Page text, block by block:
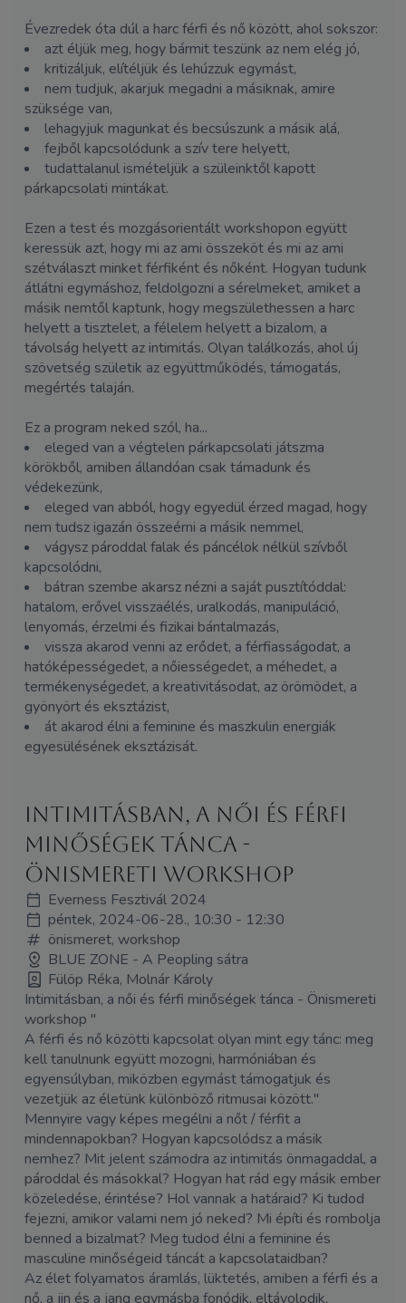
Évezredek óta dúl a harc férfi és nő között, ahol sokszor:
azt éljük meg, hogy bármit teszünk az nem elég jó,
kritizáljuk, elítéljük és lehúzzuk egymást,
nem tudjuk, akarjuk megadni a másiknak, amire
szüksége van,
lehagyjuk magunkat és becsúszunk a másik alá,
fejből kapcsolódunk a szív tere helyett,
tudattalanul ismételjük a szüleinktől kapott
párkapcsolati mintákat.
Ezen a test és mozgásorientált workshopon együtt
keressük azt, hogy mi az ami összeköt és mi az ami
szétválaszt minket férfiként és nőként. Hogyan tudunk
átlátni egymáshoz, feldolgozni a sérelmeket, amiket a
másik nemtől kaptunk, hogy megszülethessen a harc
helyett a tisztelet, a félelem helyett a bizalom, a
távolság helyett az intimitás. Olyan találkozás, ahol új
szövetség születik az együttműködés, támogatás,
megértés talaján.
Ez a program neked szól, ha...
eleged van a végtelen párkapcsolati játszma
körökből, amiben állandóan csak támadunk és
védekezünk,
eleged van abból, hogy egyedül érzed magad, hogy
nem tudsz igazán összeérni a másik nemmel,
vágysz pároddal falak és páncélok nélkül szívből
kapcsolódni,
bátran szembe akarsz nézni a saját pusztítóddal:
hatalom, erővel visszaélés, uralkodás, manipuláció,
lenyomás, érzelmi és fizikai bántalmazás,
vissza akarod venni az erődet, a férfiasságodat, a
hatóképességedet, a nőiességedet, a méhedet, a
termékenységedet, a kreativitásodat, az örömödet, a
gyönyört és eksztázist,
át akarod élni a feminine és maszkulin energiák
egyesülésének eksztázisát.
Intimitásban, a női és férfi
minőségek tánca -
Önismereti workshop
Everness Fesztivál 2024
péntek, 2024-06-28., 10:30 - 12:30
önismeret, workshop
BLUE ZONE - A Peopling sátra
Fülöp Réka, Molnár Károly
Intimitásban, a női és férfi minőségek tánca - Önismereti
workshop "
A férfi és nő közötti kapcsolat olyan mint egy tánc: meg
kell tanulnunk együtt mozogni, harmóniában és
egyensúlyban, miközben egymást támogatjuk és
vezetjük az életünk különböző ritmusai között."
Mennyire vagy képes megélni a nőt / férfit a
mindennapokban? Hogyan kapcsolódsz a másik
nemhez? Mit jelent számodra az intimitás önmagaddal, a
pároddal és másokkal? Hogyan hat rád egy másik ember
közeledése, érintése? Hol vannak a határaid? Ki tudod
fejezni, amikor valami nem jó neked? Mi építi és rombolja
benned a bizalmat? Meg tudod élni a feminine és
masculine minőségeid táncát a kapcsolataidban?
Az élet folyamatos áramlás, lüktetés, amiben a férfi és a
nő, a jin és a jang egymásba fonódik, eltávolodik,